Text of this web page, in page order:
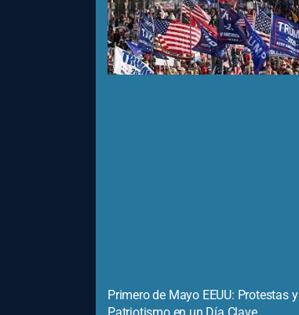
Primero de Mayo EEUU: Protestas y
Patriotismo en un Día Clave